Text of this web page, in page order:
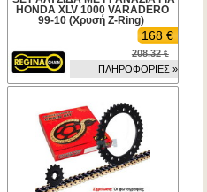
HONDA XLV 1000 VARADERO
99-10 (Χρυσή Z-Ring)
168 €
208.32 €
ΠΛΗΡΟΦΟΡΙΕΣ »